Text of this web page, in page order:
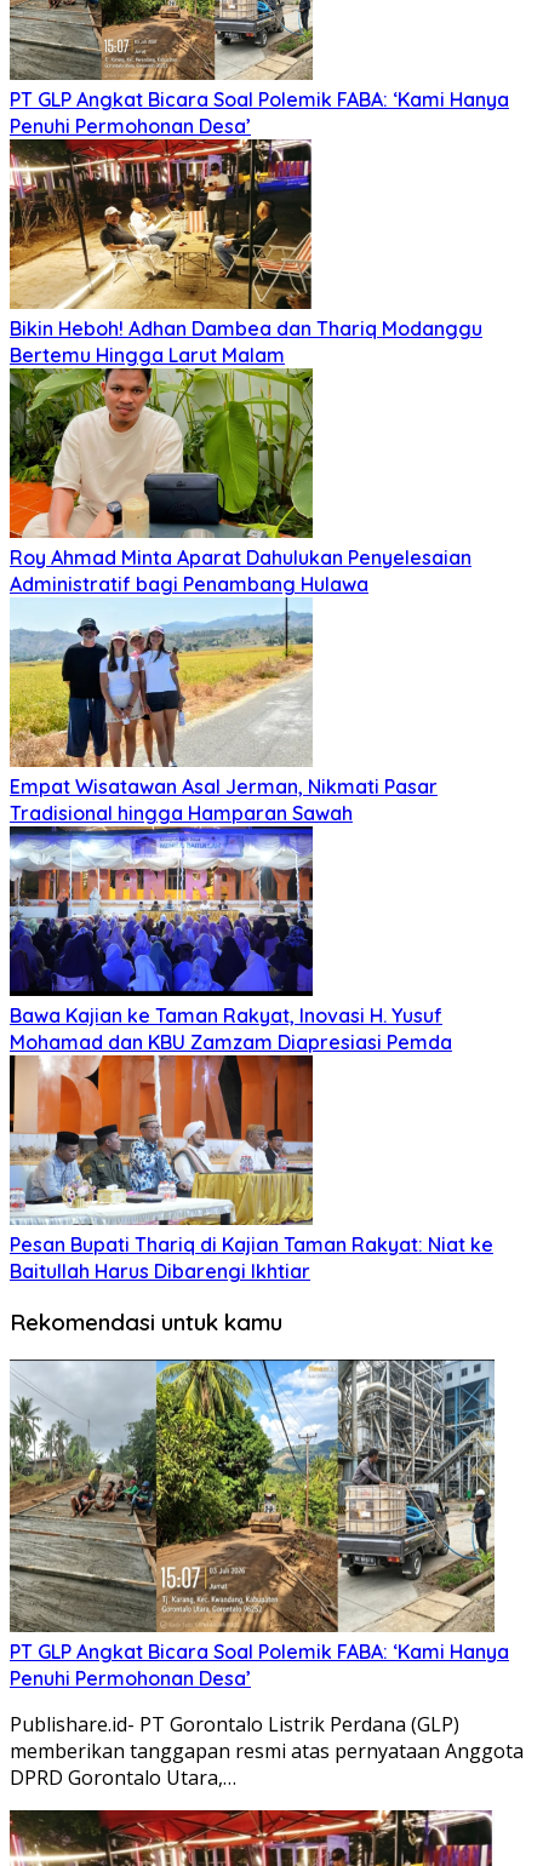
PT GLP Angkat Bicara Soal Polemik FABA: ‘Kami Hanya
Penuhi Permohonan Desa’
Bikin Heboh! Adhan Dambea dan Thariq Modanggu
Bertemu Hingga Larut Malam
Roy Ahmad Minta Aparat Dahulukan Penyelesaian
Administratif bagi Penambang Hulawa
Empat Wisatawan Asal Jerman, Nikmati Pasar
Tradisional hingga Hamparan Sawah
Bawa Kajian ke Taman Rakyat, Inovasi H. Yusuf
Mohamad dan KBU Zamzam Diapresiasi Pemda
Pesan Bupati Thariq di Kajian Taman Rakyat: Niat ke
Baitullah Harus Dibarengi Ikhtiar
Rekomendasi untuk kamu
PT GLP Angkat Bicara Soal Polemik FABA: ‘Kami Hanya
Penuhi Permohonan Desa’
Publishare.id- PT Gorontalo Listrik Perdana (GLP)
memberikan tanggapan resmi atas pernyataan Anggota
DPRD Gorontalo Utara,…